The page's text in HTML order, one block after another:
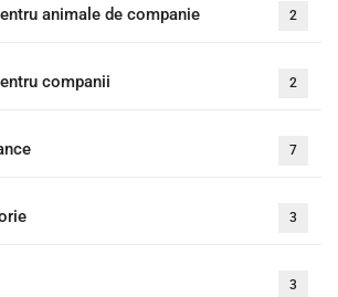
animale de companie 2
companii 2
7
3
3